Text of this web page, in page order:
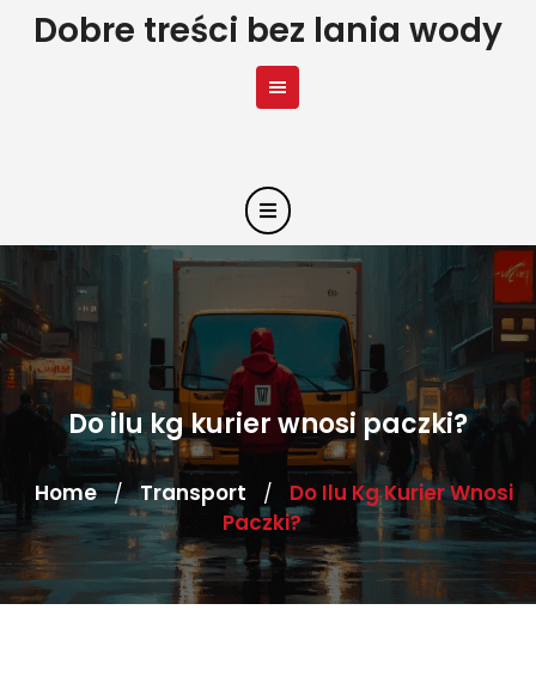
SkipDobre treści bez lania wody
Do ilu kg kurier wnosi paczki?
Home / Transport /
Do Ilu Kg Kurier Wnosi
Paczki?